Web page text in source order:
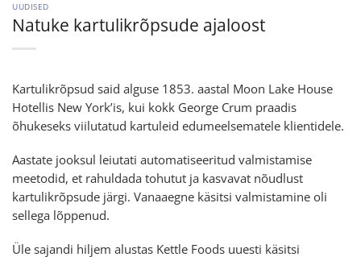
UUDISED
Natuke kartulikrõpsude ajaloost
Kartulikrõpsud said alguse 1853. aastal Moon Lake House
Hotellis New York’is, kui kokk George Crum praadis
õhukeseks viilutatud kartuleid edumeelsematele klientidele.
Aastate jooksul leiutati automatiseeritud valmistamise
meetodid, et rahuldada tohutut ja kasvavat nõudlust
kartulikrõpsude järgi. Vanaaegne käsitsi valmistamine oli
sellega lõppenud.
Üle sajandi hiljem alustas Kettle Foods uuesti käsitsi